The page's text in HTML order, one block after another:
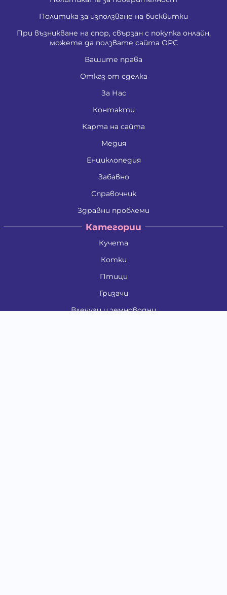
Политика за използване на бисквитки
При възникване на спор, свързан с покупка онлайн,
можете да ползвате сайта ОРС
Вашите права
Отказ от сделка
За Нас
Контакти
Карта на сайта
Медия
Енциклопедия
Забавно
Справочник
Здравни проблеми
Категории
Кучета
Котки
Птици
Гризачи
Влечуги и земноводни